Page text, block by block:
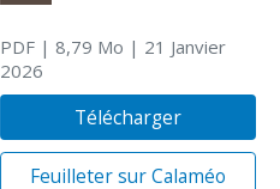
PDF| 8,79 Mo | 21 Janvier
2026
Télécharger
Feuilleter sur Calaméo